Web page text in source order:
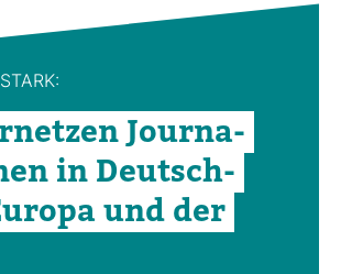
Jour­na­
in Deutsch­
und der